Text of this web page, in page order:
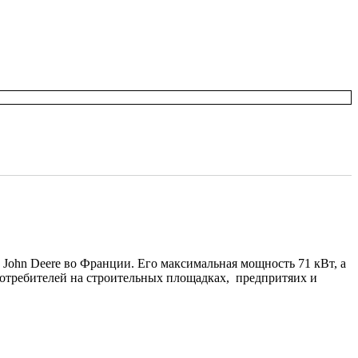
Deere во Франции. Его максимальная мощность 71 кВт, а
на строительных площадках, предпритяих и